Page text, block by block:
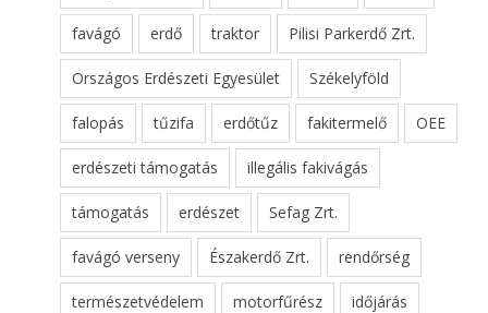
favágó erdő traktor Pilisi Parkerdő Zrt.
Országos Erdészeti Egyesület Székelyföld
falopás tűzifa erdőtűz fakitermelő OEE
erdészeti támogatás illegális fakivágás
támogatás erdészet Sefag Zrt.
favágó verseny Északerdő Zrt. rendőrség
természetvédelem motorfűrész időjárás